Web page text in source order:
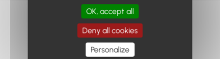
Retour à l'accueil
OK, accept all
Deny all cookies
Personalize